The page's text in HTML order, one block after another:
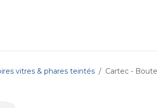
vitres & phares teintés Cartec -